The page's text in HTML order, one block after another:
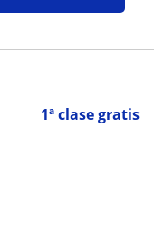
1ª clase gratis